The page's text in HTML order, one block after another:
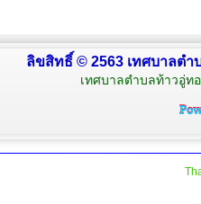
ลิขสิทธิ์ © 2563 เทศบาลต
เทศบาลตำบลท้าวอู่ท